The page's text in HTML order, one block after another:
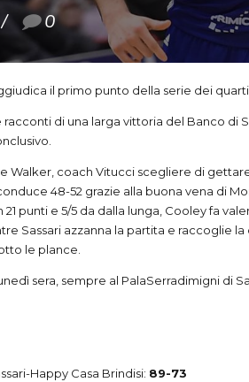
0
il primo punto della serie dei
di una larga vittoria del Banco di
Walker, coach Vitucci scegliere di
48-52 grazie alla buona vena di
punti e 5/5 da dalla lunga, Cooley fa
Sassari azzanna la partita e raccoglie
le plance.
sera, sempre al PalaSerradimigni di
Happy Casa Brindisi: 89-73